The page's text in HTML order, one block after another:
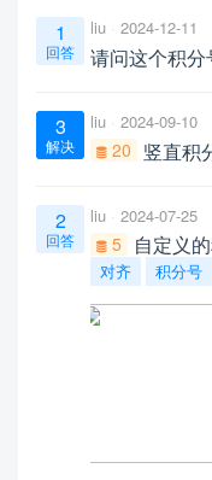
1
回答
liu 2024-12-11
请问这个积分
3
解决
liu 2024-09-10
20 竖直积
2
回答
liu 2024-07-25
5 自定义
对齐 积分号